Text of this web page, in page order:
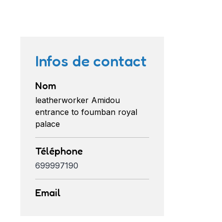
Infos de contact
Nom
leatherworker Amidou
entrance to foumban royal
palace
Téléphone
699997190
Email